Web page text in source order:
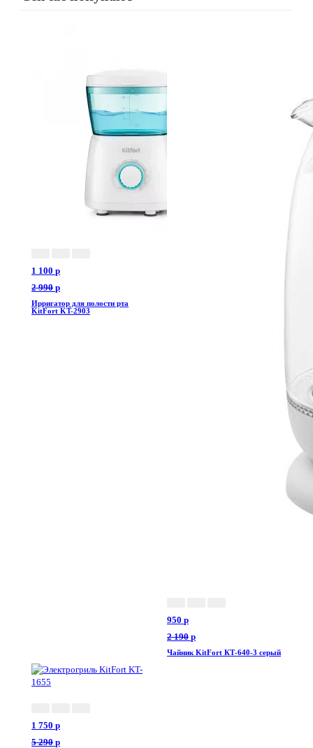
1 100 p
2 990 p
Ирригатор для полости рта
KitFort KT-2903
950 p
2 190 p
Чайник KitFort КТ-640-3 серый
1 750 p
5 290 p